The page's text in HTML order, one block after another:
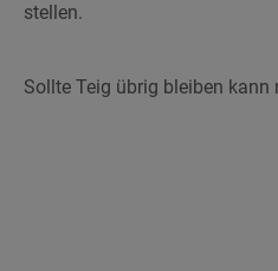
stellen.
Sollte Teig übrig bleiben